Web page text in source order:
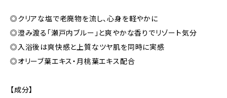
◎クリアな塩で老廃物を流し、心身を軽やかに
◎澄み渡る「瀬戸内ブルー」と爽やかな香りでリゾート気分
◎入浴後は爽快感と上質なツヤ肌を同時に実感
◎オリーブ葉エキス・月桃葉エキス配合
【成分】